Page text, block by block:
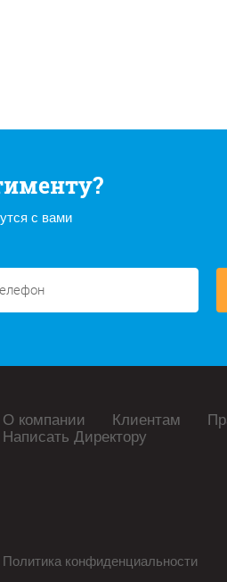
с вами
О компании Клиентам
Написать Директору
Политика конфиденциальности